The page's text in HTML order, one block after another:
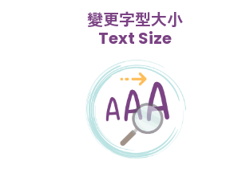
變更字型大小
Text Size